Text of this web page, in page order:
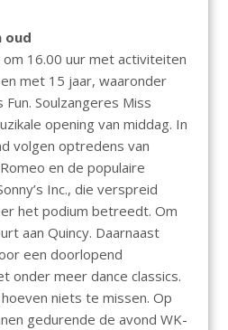
oud
16.00 uur met activiteiten
met 15 jaar, waaronder
Soulzangeres Miss
opening van middag. In
volgen optredens van
en de populaire
Inc., die verspreid
het podium betreedt. Om
aan Quincy. Daarnaast
een doorlopend
onder meer dance classics.
niets te missen. Op
gedurende de avond WK-